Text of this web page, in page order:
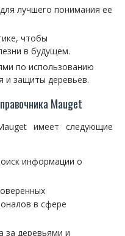
лучшего понимания ее
чтобы
в будущем.
по использованию
и защиты деревьев.
Mauget
имеет следующие
информации о
в сфере
за деревьями и